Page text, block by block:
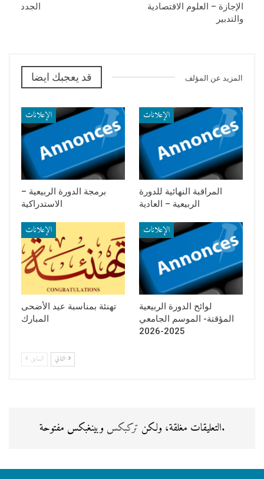
Communication Touristique
الدراسات المستقبلية
Langue et Communication
الاجتماعية
d’Entreprise
قانون المنازعات العمومية
Audit, Contrôle et
Business Intelligence
E -Business et Marketing
Digital
Infomatique Appliquée à
la Gestion
الجدد
الإجازة – العلوم الاقتصادية
والتدبير
قد يعجبك ايضا المزيد عن المؤلف
الإعلانات
برمجة الدورة الربيعية –
الاستدراكية
الإعلانات
المراقبة النهائية للدورة
الربيعية – العادية
الإعلانات
تهنئة بمناسبة عيد الأضحى
المبارك
الإعلانات
لوائح الدورة الربيعية
المؤقتة- الموسم الجامعي
2025-2026
السابق
التعليقات مغلقة، ولكن تركبكس وبينغبكس مفتوحة.